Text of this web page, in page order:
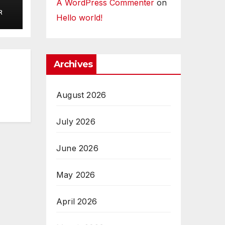
A WordPress Commenter on
Hello world!
Archives
August 2026
July 2026
June 2026
May 2026
April 2026